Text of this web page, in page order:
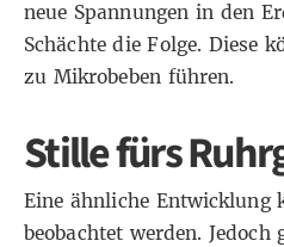
neue Spannungen in den
Schächte die Folge. Diese
zu Mikrobeben führen.
Stille fürs
Eine ähnliche Entwicklung
beobachtet werden. Jedoch